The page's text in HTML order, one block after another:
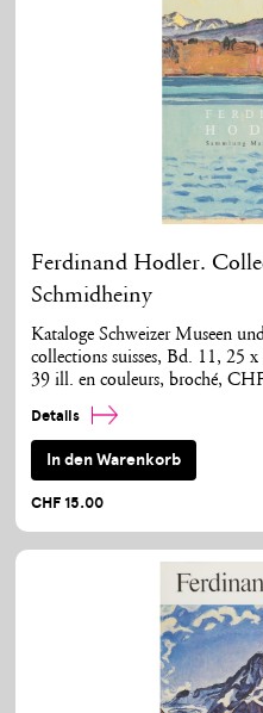
Ferdinand Hodler.
Schmidheiny
Kataloge Schweizer Museen
collections suisses, Bd. 11, 25
39 ill. en couleurs, broché,
Details
In den Warenkorb
CHF 15.00